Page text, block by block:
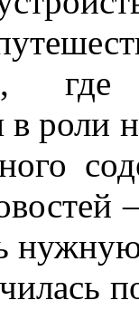
в роли